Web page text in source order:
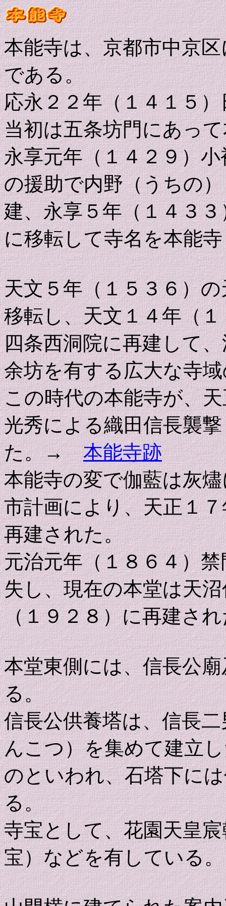
本能寺は、京都市中京
である。
応永２２年（１４１５
当初は五条坊門にあっ
永享元年（１４２９）
の援助で内野（うちの
建、永享５年（１４３
に移転して寺名を本能
天文５年（１５３６）
移転し、天文１４年（
四条西洞院に再建して
余坊を有する広大な寺
この時代の本能寺が、
光秀による織田信長襲
た。→本能寺跡
本能寺の変で伽藍は灰
市計画により、天正１
再建された。
元治元年（１８６４）
失し、現在の本堂は天
（１９２８）に再建さ
本堂東側には、信長公
る。
信長公供養塔は、信長
んこつ）を集めて建立
のといわれ、石塔下に
る。
寺宝として、花園天皇
宝）などを有している。